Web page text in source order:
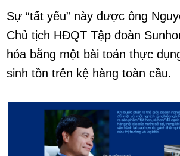
Sự “tất yếu” này được ông
Chủ tịch HĐQT Tập đoàn
hóa bằng một bài toán thực
sinh tồn trên kệ hàng toàn cầu.